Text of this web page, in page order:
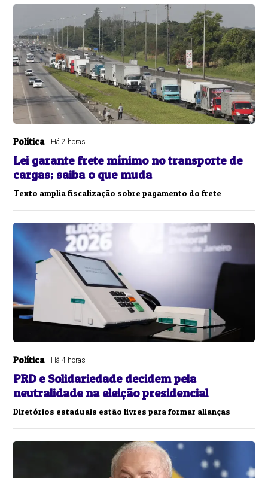
Política Há 2 horas
Lei garante frete mínimo no transporte de
cargas; saiba o que muda
Texto amplia fiscalização sobre pagamento do frete
Política Há 4 horas
PRD e Solidariedade decidem pela
neutralidade na eleição presidencial
Diretórios estaduais estão livres para formar alianças